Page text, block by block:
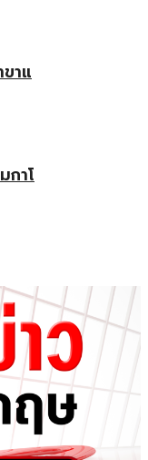
าแ
กาโ